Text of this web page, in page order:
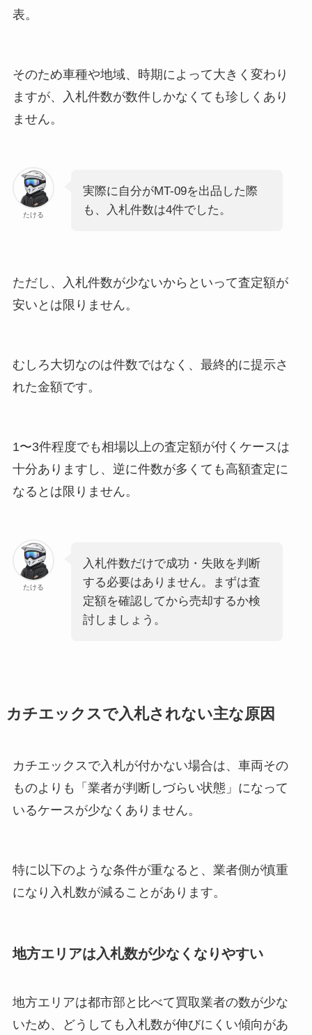
表。
そのため車種や地域、時期によって大きく変わり
ますが、入札件数が数件しかなくても珍しくあり
ません。
たける
実際に自分がMT-09を出品した際
も、入札件数は4件でした。
ただし、入札件数が少ないからといって査定額が
安いとは限りません。
むしろ大切なのは件数ではなく、最終的に提示さ
れた金額です。
1〜3件程度でも相場以上の査定額が付くケースは
十分ありますし、逆に件数が多くても高額査定に
なるとは限りません。
たける
入札件数だけで成功・失敗を判断
する必要はありません。まずは査
定額を確認してから売却するか検
討しましょう。
カチエックスで入札されない主な原因
カチエックスで入札が付かない場合は、車両その
ものよりも「業者が判断しづらい状態」になって
いるケースが少なくありません。
特に以下のような条件が重なると、業者側が慎重
になり入札数が減ることがあります。
地方エリアは入札数が少なくなりやすい
地方エリアは都市部と比べて買取業者の数が少な
いため、どうしても入札数が伸びにくい傾向があ